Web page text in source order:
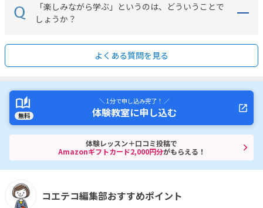
「楽しみながら学ぶ」というのは、どういうことで
しょうか？
よくある質問を見る
無料
＼ 1分で申し込み完了！ ／
体験教室に申し込む
体験レッスン＋口コミ投稿で
Amazonギフトカード2,000円分がもらえる！
コエテコ編集部おすすめポイント